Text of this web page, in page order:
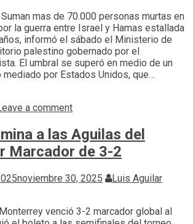
mas de 70.000 personas murtas en
la guerra entre Israel y Hamas estallada
informó el sábado el Ministerio de
palestino gobernado por el
El umbral se superó en medio de un
por Estados Unidos, que…
a comment
a las Aguilas del
Marcador de 3-2
noviembre 30, 2025 Luis Aguilar
venció 3-2 marcador global al